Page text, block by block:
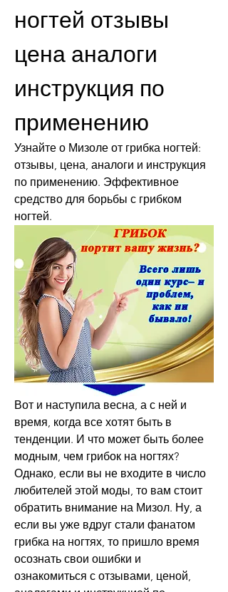
ногтей отзывы
цена аналоги
инструкция по
применению
Узнайте о Мизоле от грибка ногтей:
отзывы, цена, аналоги и инструкция
по применению. Эффективное
средство для борьбы с грибком
ногтей.
Вот и наступила весна, а с ней и
время, когда все хотят быть в
тенденции. И что может быть более
модным, чем грибок на ногтях?
Однако, если вы не входите в число
любителей этой моды, то вам стоит
обратить внимание на Мизол. Ну, а
если вы уже вдруг стали фанатом
грибка на ногтях, то пришло время
осознать свои ошибки и
ознакомиться с отзывами, ценой,